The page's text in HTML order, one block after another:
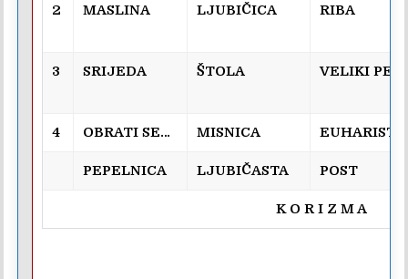
2 MASLINA LJUBIČICA RIBA
3 SRIJEDA ŠTOLA VELIKI
4 OBRATI SE… MISNICA
PEPELNICA LJUBIČASTA POST
K O R I Z M A